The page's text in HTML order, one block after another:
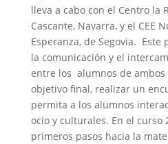
lleva a cabo con el Centro la
Cascante, Navarra, y el CEE
Esperanza, de Segovia. Este
la comunicación y el
entre los alumnos de ambos
objetivo final, realizar un
permita a los alumnos
ocio y culturales. En el curso
primeros pasos hacia la